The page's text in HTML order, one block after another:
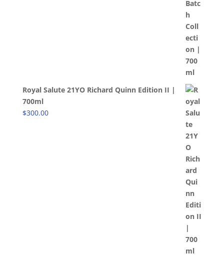
Royal Salute 21YO Richard Quinn Edition II |
700ml
$300.00